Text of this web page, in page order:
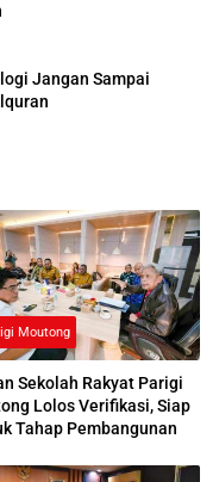
Jangan Sampai
Moutong
Sekolah Rakyat Parigi
Lolos Verifikasi, Siap
Tahap Pembangunan